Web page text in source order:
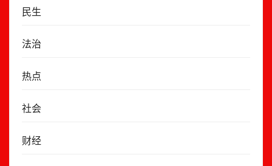
民生
法治
热点
社会
财经